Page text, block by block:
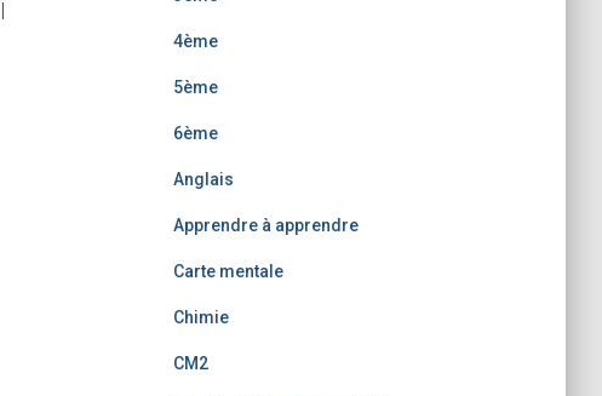
4ème
5ème
6ème
Anglais
Apprendre à apprendre
Carte mentale
Chimie
CM2